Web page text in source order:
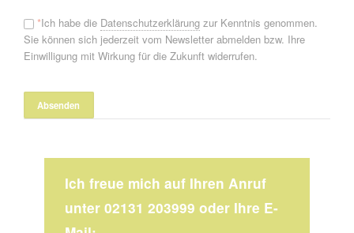
*Ich habe die Datenschutzerklärungzur Kenntnis genommen.
Sie können sich jederzeit vom Newsletter abmelden bzw. Ihre
Einwilligung mit Wirkung für die Zukunft widerrufen.
Ich freue mich auf Ihren Anruf
unter 02131 203999 oder Ihre E-